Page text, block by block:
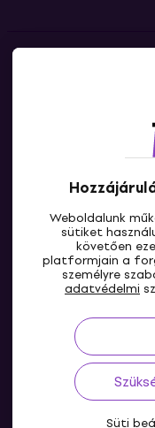
Weboldalunk
sütiket
követően
platformjain a
személyre
adatvédelmi
Süti